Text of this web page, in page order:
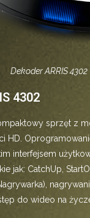
Dekoder ARRIS 4302
4302
sprzęt z
HD.
interfejsem
jak: CatchUp,
do wideo na